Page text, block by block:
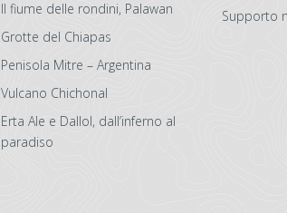
Il fiume delle rondini, Palawan
Grotte del Chiapas
Penisola Mitre – Argentina
Vulcano Chichonal
Erta Ale e Dallol, dall’inferno al
paradiso
Supporto